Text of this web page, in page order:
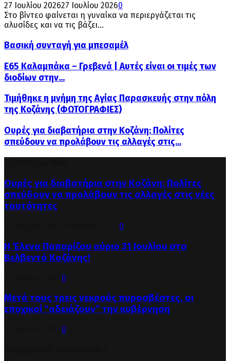
27 Ιουλίου 202627 Ιουλίου 20260
Στο βίντεο φαίνεται η γυναίκα να περιεργάζεται τις
αλυσίδες και να τις βάζει...
Βασική συνταγή για μπεσαμέλ
Ε65 Καλαμπάκα – Γρεβενά | Αυτές είναι οι τιμές των
διοδίων στην...
Τιμήθηκε η μνήμη της Αγίας Παρασκευής στην πόλη
της Κοζάνης (ΦΩΤΟΓΡΑΦΙΕΣ)
Ουρές για διαβατήρια στην Κοζάνη: Πολίτες
σπεύδουν να προλάβουν τις αλλαγές στις...
Ουρές για διαβατήρια στην Κοζάνη: Πολίτες
σπεύδουν να προλάβουν τις αλλαγές στις νέες
ταυτότητες
0
Η Έλενα Παπαρίζου αύριο 31 Ιουλίου στο
Βελβεντό Κοζάνης!
0
Μετά τους τρεις νεκρούς πυροσβέστες, οι
εποχικοί “αδειάζουν” την κυβέρνηση
0